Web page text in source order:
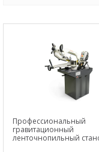
Профессиональный
гравитационный
ленточнопильный